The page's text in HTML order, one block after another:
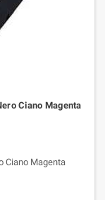
Ciano Magenta
Ciano Magenta